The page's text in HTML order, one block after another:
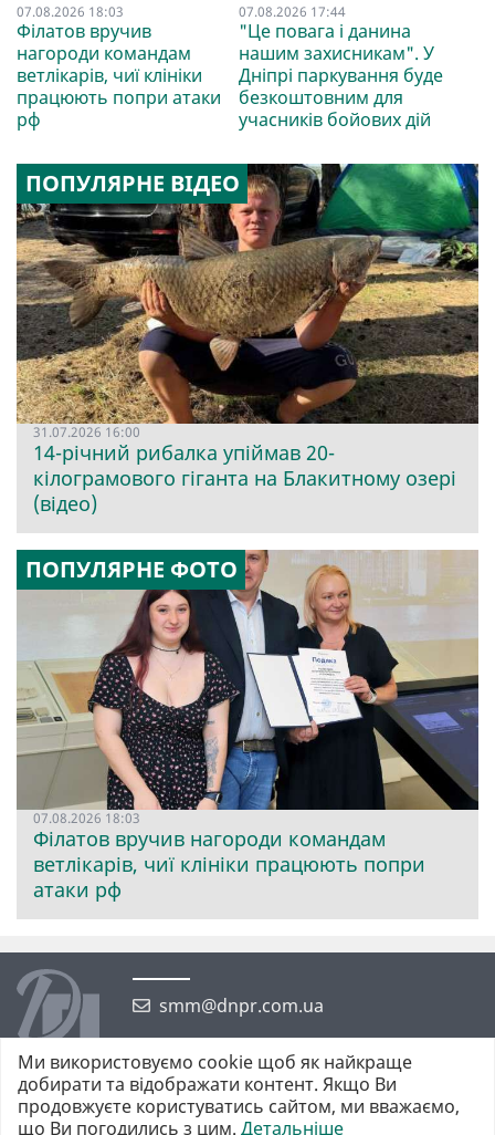
07.08.2026 18:03
Філатов вручив
нагороди командам
ветлікарів, чиї клініки
працюють попри атаки
рф
07.08.2026 17:44
"Це повага і данина
нашим захисникам". У
Дніпрі паркування буде
безкоштовним для
учасників бойових дій
ПОПУЛЯРНЕ ВІДЕО
31.07.2026 16:00
14-річний рибалка упіймав 20-
кілограмового гіганта на Блакитному озері
(відео)
ПОПУЛЯРНЕ ФОТО
07.08.2026 18:03
Філатов вручив нагороди командам
ветлікарів, чиї клініки працюють попри
атаки рф
smm@dnpr.com.ua
Ми використовуємо cookie щоб як найкраще
добирати та відображати контент. Якщо Ви
продовжуєте користуватись сайтом, ми вважаємо,
що Ви погодились з цим. Детальніше